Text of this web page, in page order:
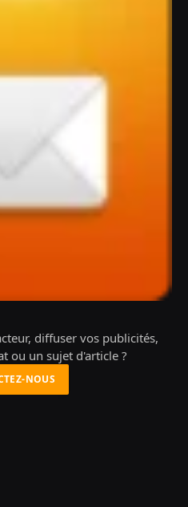
diffuser vos publicités,
ou un sujet d'article ?
NOUS